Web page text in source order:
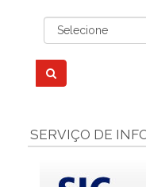
SERVIÇO DE